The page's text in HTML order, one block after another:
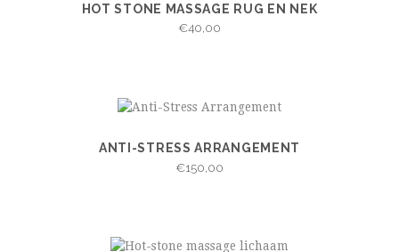
VIEW IN WINKELWAGEN
HOT STONE MASSAGE RUG EN NEK
€40,00
VIEW IN WINKELWAGEN
ANTI-STRESS ARRANGEMENT
€150,00